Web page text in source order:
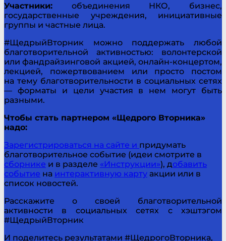
Участники: объединения НКО, бизнес,
государственные учреждения, инициативные
группы и частные лица.
#ЩедрыйВторник можно поддержать любой
благотворительной активностью: волонтерской
или фандрайзинговой акцией, онлайн-концертом,
лекцией, пожертвованием или просто постом
на тему благотворительности в социальных сетях
— форматы и цели участия в нем могут быть
разными.
Чтобы стать партнером «Щедрого Вторника»
надо:
Зарегистрироваться на сайте и придумать
благотворительное событие (идеи смотрите в
сборнике и в разделе «Инструкции»), добавить
событие на интерактивную карту акции или в
список новостей.
Расскажите о своей благотворительной
активности в социальных сетях с хэштэгом
#ЩедрыйВторник
И поделитесь результатами #ЩедрогоВторника,